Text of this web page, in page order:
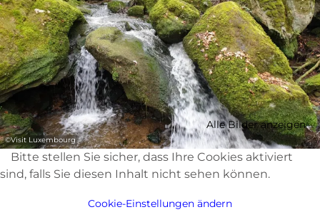
©Visit Luxembourg
Alle Bilder anzeigen
Bitte stellen Sie sicher, dass Ihre Cookies aktiviert
sind, falls Sie diesen Inhalt nicht sehen können.
Cookie-Einstellungen ändern